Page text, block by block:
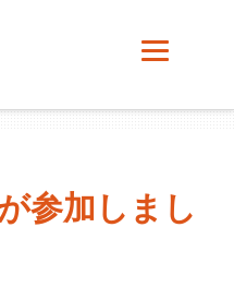
参加しまし